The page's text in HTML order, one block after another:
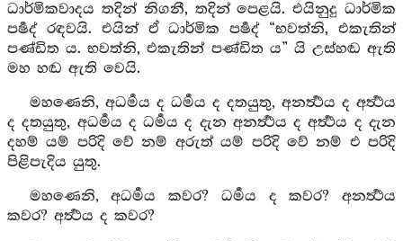
ධාර්මිකවාදය තදින් නිගනී, තදින් පෙළයි. එයිනුදු ධාර්මික
පර්‍ෂද් රඳවයි. එයින් ඒ ධාර්මික පර්‍ෂද් “භවත්නි, එකැතින්
පණ්ඩිත ය. භවත්නි, එකැතින් පණ්ඩිත ය” යි උස්හඬ ඇති
මහ හඬ ඇති වෙයි.
මහණෙනි, අධර්‍මය ද ධර්‍මය ද දතයුතු, අනර්‍ත්‍ථය ද අර්‍ත්‍ථය
ද දතයුතු, අධර්‍මය ද ධර්‍මය ද දැන අනර්‍ත්‍ථය ද අර්‍ත්‍ථය ද දැන
දහම් යම් පරිදි වේ නම් අරුත් යම් පරිදි වේ නම් එ පරිදි
පිළිපැදිය යුතු.
මහණෙනි, අධර්‍මය කවර? ධර්‍මය ද කවර? අනර්‍ත්‍ථය
කවර? අර්‍ත්‍ථය ද කවර?